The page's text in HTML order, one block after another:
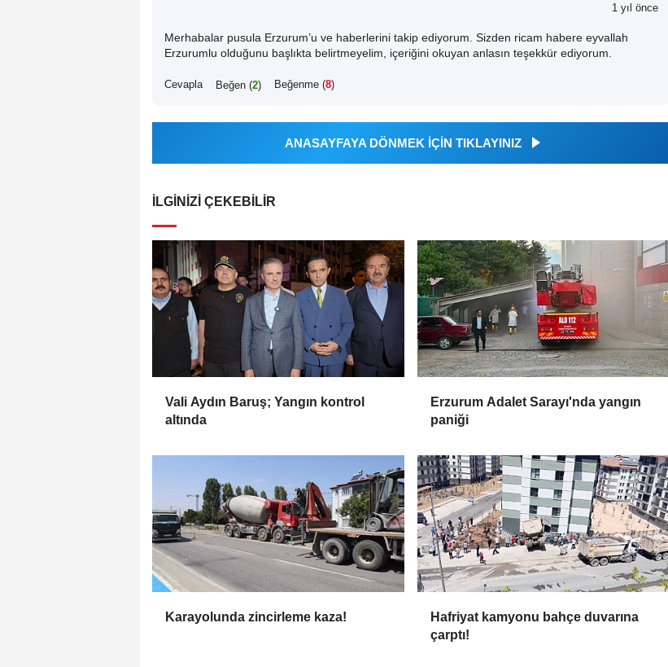
1 yıl önce
Merhabalar pusula Erzurum’u ve haberlerini takip ediyorum. Sizden ricam habere eyvallah
Erzurumlu olduğunu başlıkta belirtmeyelim, içeriğini okuyan anlasın teşekkür ediyorum.
Cevapla Beğen (2) Beğenme (8)
ANASAYFAYA DÖNMEK İÇİN TIKLAYINIZ
İLGINIZI ÇEKEBILIR
Vali Aydın Baruş; Yangın kontrol
altında
Erzurum Adalet Sarayı'nda yangın
paniği
Karayolunda zincirleme kaza!
Hafriyat kamyonu bahçe duvarına
çarptı!